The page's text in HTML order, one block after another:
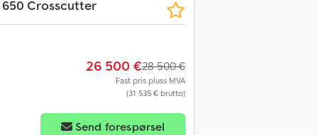
Crosscutter
26 500 €28 500 €
Fast pris pluss MVA
(31 535 € brutto)
Send forespørsel